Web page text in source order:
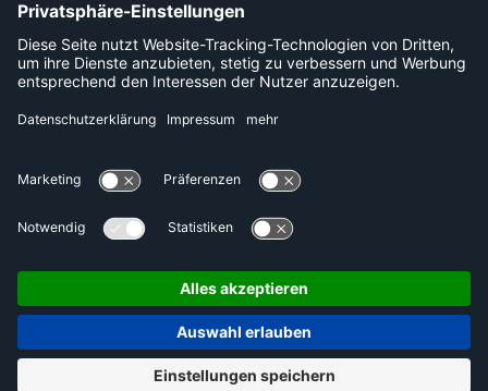
Links
Unternehmen
Plattformen
Datenschutzerklärung
DE EN